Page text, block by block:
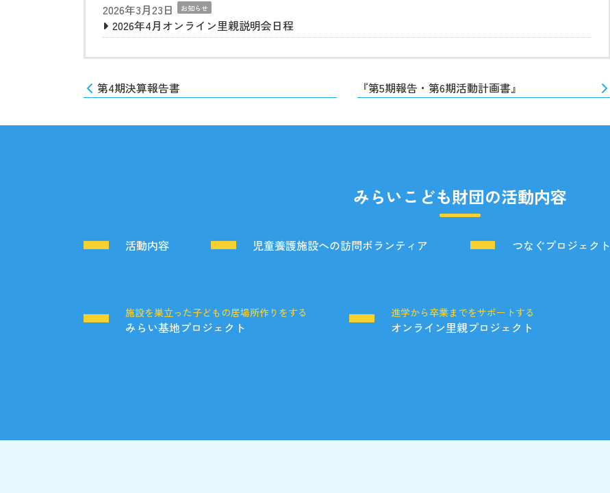
2026年3月23日
お知らせ
2026年4月オンライン里親説明会日程
第4期決算報告書 『第5期報告・第6期活動計画書』
みらいこども財団の活動内容
活動内容 児童養護施設への訪問ボランティア つなぐプロジェクト
施設を巣立った子どもの居場所作りをする
みらい基地プロジェクト
進学から卒業までをサポートする
オンライン里親プロジェクト